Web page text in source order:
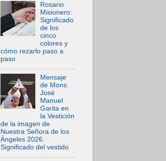
Rosario
Misionero:
Significado
de los
cinco
colores y
cómo rezarlo paso a
paso
Mensaje
de Mons.
José
Manuel
Garita en
la Vestición
de la imagen de
Nuestra Señora de los
Ángeles 2026.
Significado del vestido